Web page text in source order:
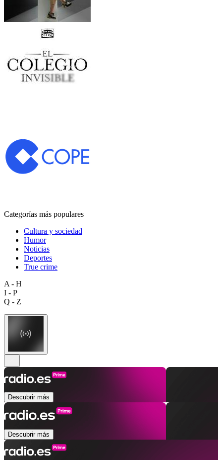
Categorías más populares
Cultura y sociedad
Humor
Noticias
Deportes
True crime
A - H
I - P
Q - Z
Descubrir más
Descubrir más